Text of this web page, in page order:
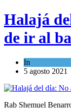
Halajá
de ir al
In
5 agosto 2021
Rab Shemuel